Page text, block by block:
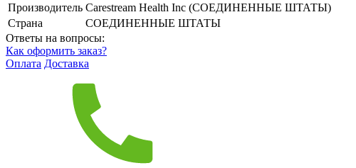
Производитель Carestream Health Inc (СОЕДИНЕННЫЕ ШТАТЫ)
Страна
СОЕДИНЕННЫЕ ШТАТЫ
Ответы на вопросы:
Как оформить заказ?
Оплата Доставка